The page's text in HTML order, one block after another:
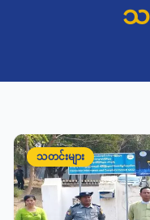
သ
သတင်းများ